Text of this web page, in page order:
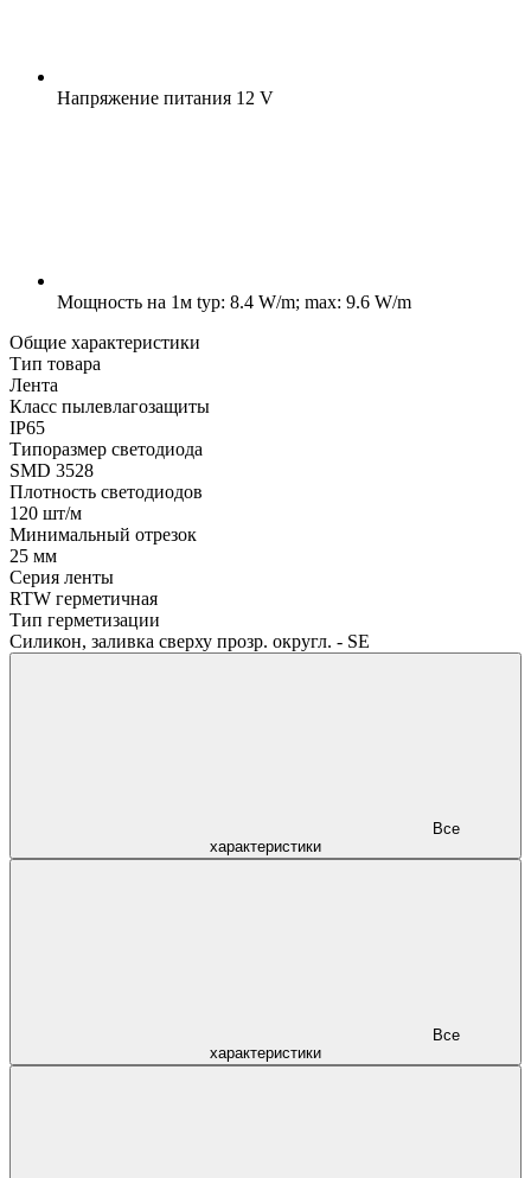
Напряжение питания 12 V
Мощность на 1м typ: 8.4 W/m; max: 9.6 W/m
Общие характеристики
Тип товара
Лента
Класс пылевлагозащиты
IP65
Типоразмер светодиода
SMD 3528
Плотность светодиодов
120 шт/м
Минимальный отрезок
25 мм
Серия ленты
RTW герметичная
Тип герметизации
Силикон, заливка сверху прозр. округл. - SE
характеристики
характеристики